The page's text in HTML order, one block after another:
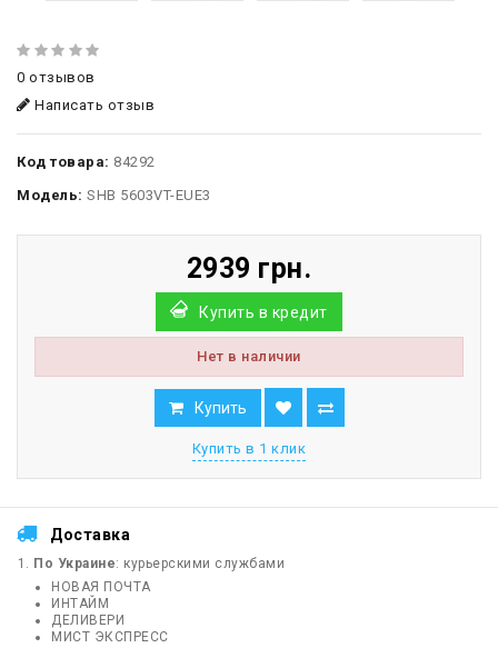
0 отзывов
Написать отзыв
Код товара: 84292
Модель: SHB 5603VT-EUE3
2939 грн.
Купить в кредит
Нет в наличии
Купить
Купить в 1 клик
Доставка
По Украине: курьерскими службами
НОВАЯ ПОЧТА
ИНТАЙМ
ДЕЛИВЕРИ
МИСТ ЭКСПРЕСС